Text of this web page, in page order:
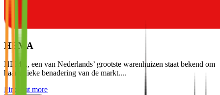
HEMA
HEMA, een van Nederlands’ grootste warenhuizen staat bekend om
haar unieke benadering van de markt....
Find out more